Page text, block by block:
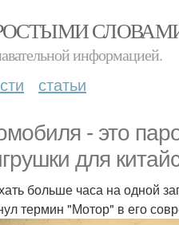
информацией.
статьи
- это
для
больше часа на одной
термин "Мотор" в его